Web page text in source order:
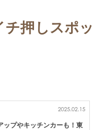
チ押しスポッ
2025.02.15
ップやキッチンカーも！東